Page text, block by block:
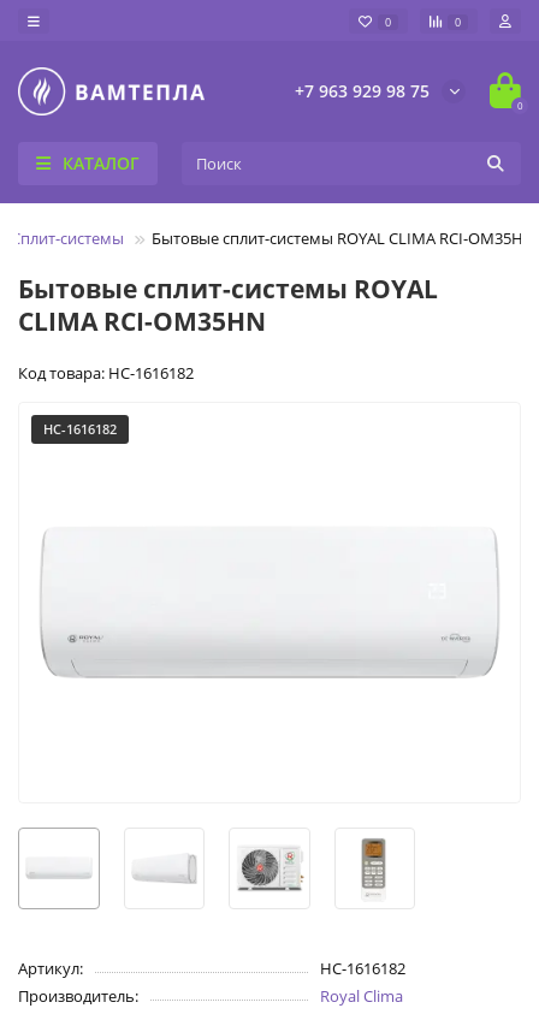
0 0
+7 963 929 98 75
0
КАТАЛОГ
Сплит-системы Бытовые сплит-системы ROYAL CLIMA RCI-OM35HN
Бытовые сплит-системы ROYAL
CLIMA RCI-OM35HN
Код товара: НС-1616182
НС-1616182
Артикул:
НС-1616182
Производитель:
Royal Clima